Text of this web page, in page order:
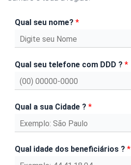
Qual seu nome? *
Qual seu telefone com DDD ? *
Qual a sua Cidade ? *
Qual idade dos beneficiários ? *